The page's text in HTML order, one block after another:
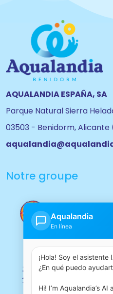
AQUALANDIA ESPAÑA, SA
Parque Natural Sierra
03503 - Benidorm, Alicante
Notre groupe
Aqualandia
En línea
¡Hola! Soy el asistente
¿En qué puedo
Hi! I’m Aqualandia’s